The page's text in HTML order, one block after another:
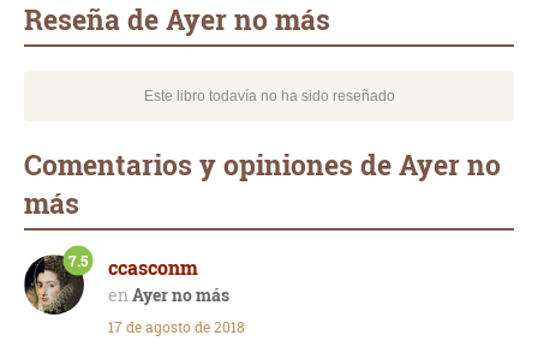
Reseña de Ayer no más
Este libro todavía no ha sido reseñado
Comentarios y opiniones de Ayer no
más
ccasconm
Ayer no más
7.5
17 de agosto de 2018